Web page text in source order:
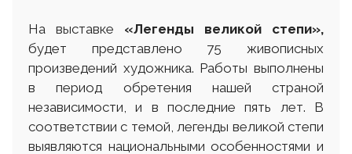
На выставке «Легенды великой степи»,
будет представлено 75 живописных
произведений художника. Работы выполнены
в период обретения нашей страной
независимости, и в последние пять лет. В
соответствии с темой, легенды великой степи
выявляются национальными особенностями и